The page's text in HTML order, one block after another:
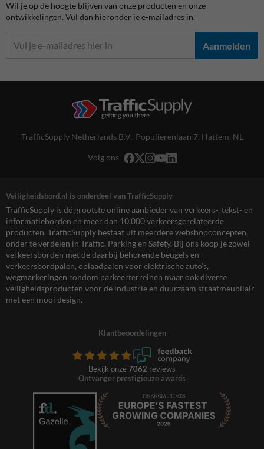
Wil je op de hoogte blijven van onze producten en onze
ontwikkelingen. Vul dan hieronder je e-mailadres in.
Aanmelden
TrafficSupply Netherlands B.V., Populierenlaan 7, Hattem, NL
Volg ons
Veiligheidsbord.nl is onderdeel van TrafficSupply
TrafficSupply is dé grootste online aanbieder van verkeers-, tekst- en
informatieborden en meer dan 10.000 verkeersgerelateerde
producten. TrafficSupply bestaat uit meerdere webshopconcepten,
onder te verdelen in Traffic, Parking en Safety. Bij ons koop je zowel
verkeersborden met de daarbij behorende beugels en
verkeersbordpalen, oplaadpalen voor elektrische auto’s,
wegmarkeringen rondom parkeerterreinen maar ook diverse
veiligheidsproducten voor de industrie en duurzaam straatmeubilair
met een mooi design.
Klantbeoordelingen
Bekijk onze 7062 reviews
Ontvanger prestigieuze awards